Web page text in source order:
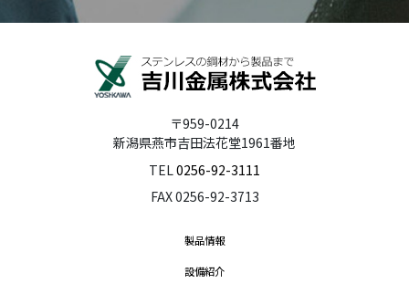
〒959-0214
新潟県燕市吉田法花堂1961番地
TEL 0256-92-3111
FAX 0256-92-3713
製品情報
設備紹介